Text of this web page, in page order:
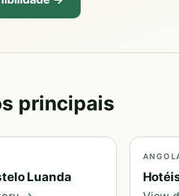
principais
Luanda